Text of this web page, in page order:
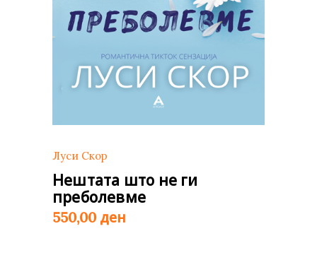
Луси Скор
Нештата што не ги
преболевме
550,00 ден